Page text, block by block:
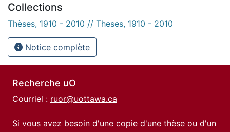
Collections
Thèses, 1910 - 2010 // Theses, 1910 - 2010
Notice complète
Recherche uO
Courriel : ruor@uottawa.ca
Si vous avez besoin d'une copie d'une thèse ou d'un